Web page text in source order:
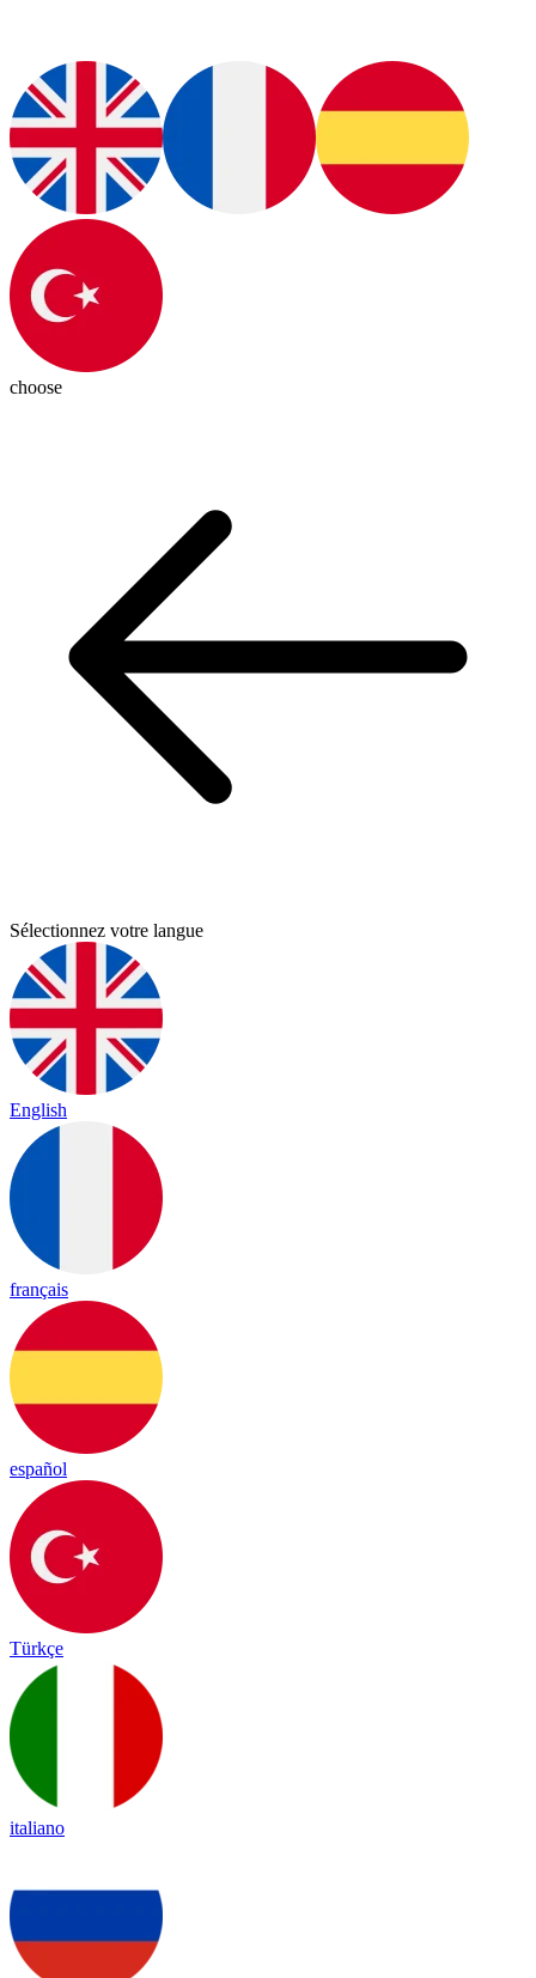
choose
Sélectionnez votre langue
English
français
español
Türkçe
italiano